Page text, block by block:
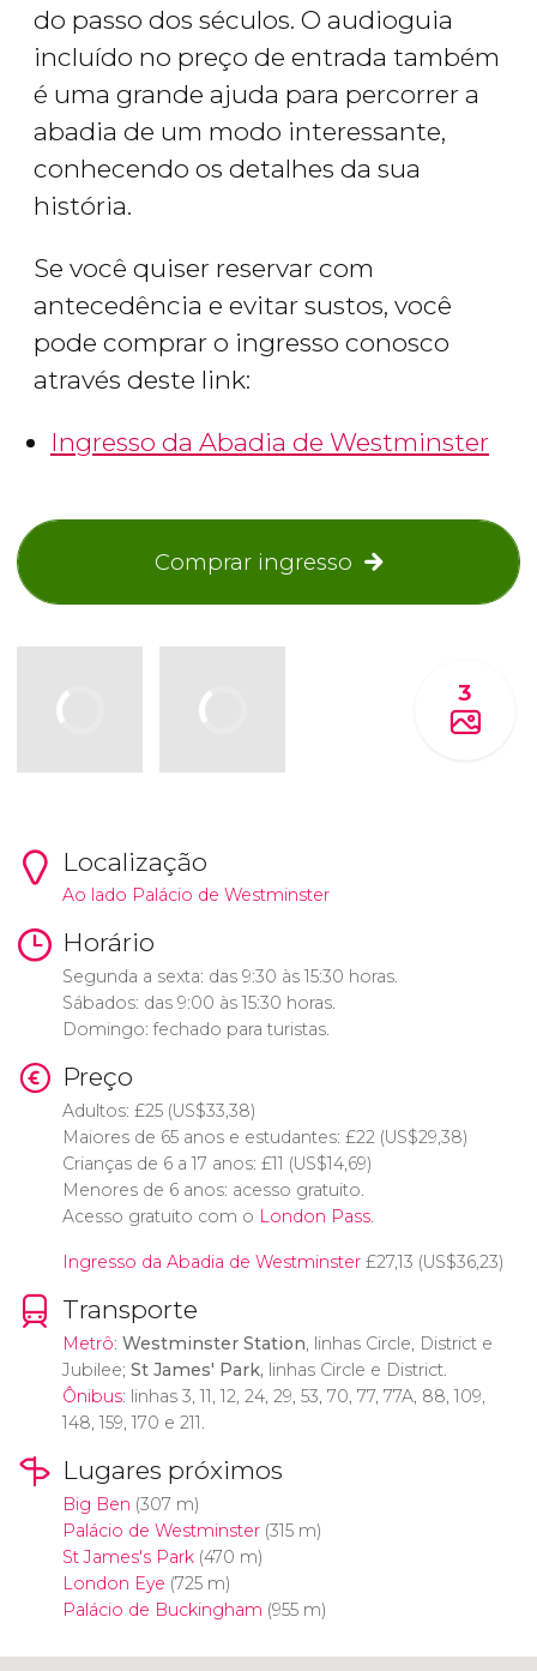
do passo dos séculos. O audioguia
incluído no preço de entrada também
é uma grande ajuda para percorrer a
abadia de um modo interessante,
conhecendo os detalhes da sua
história.
Se você quiser reservar com
antecedência e evitar sustos, você
pode comprar o ingresso conosco
através deste link:
Ingresso da Abadia de Westminster
Comprar ingresso
3
Localização
Ao lado Palácio de Westminster
Horário
Segunda a sexta: das 9:30 às 15:30 horas.
Sábados: das 9:00 às 15:30 horas.
Domingo: fechado para turistas.
Preço
Adultos: £25 (US$33,38)
Maiores de 65 anos e estudantes: £22 (US$29,38)
Crianças de 6 a 17 anos: £11 (US$14,69)
Menores de 6 anos: acesso gratuito.
Acesso gratuito com o London Pass.
Ingresso da Abadia de Westminster £27,13 (US$36,23)
Transporte
Metrô: Westminster Station, linhas Circle, District e
Jubilee; St James' Park, linhas Circle e District.
Ônibus: linhas 3, 11, 12, 24, 29, 53, 70, 77, 77A, 88, 109,
148, 159, 170 e 211.
Lugares próximos
Big Ben (307 m)
Palácio de Westminster(315 m)
St James's Park(470 m)
London Eye (725 m)
Palácio de Buckingham (955 m)